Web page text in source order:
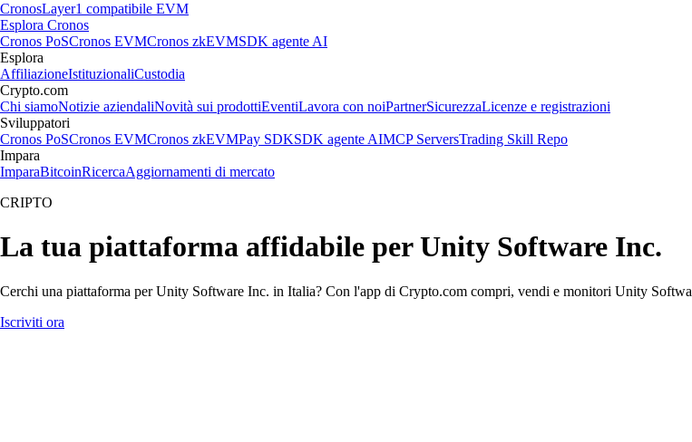
CronosLayer1 compatibile EVM
Esplora Cronos
Cronos PoSCronos EVMCronos zkEVMSDK agente AI
Esplora
AffiliazioneIstituzionaliCustodia
Crypto.com
Chi siamoNotizie aziendaliNovità sui prodottiEventiLavora con noiPartnerSicurezzaLicenze e registrazioni
Sviluppatori
Cronos PoSCronos EVMCronos zkEVMPay SDKSDK agente AIMCP ServersTrading Skill Repo
Impara
ImparaBitcoinRicercaAggiornamenti di mercato
CRIPTO
La tua piattaforma affidabile per Unity Software Inc.
Cerchi una piattaforma per Unity Software Inc. in Italia? Con l'app di Crypto.com compri, vendi e monitori Unity
Iscriviti ora